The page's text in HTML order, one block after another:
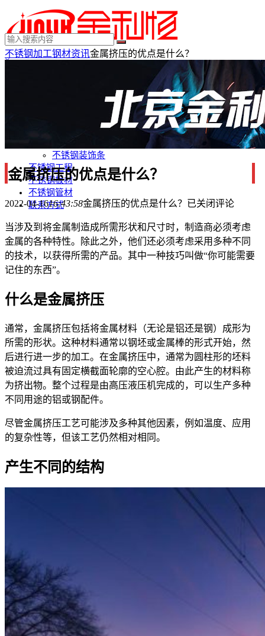
×
不锈钢装饰条
不锈钢工程
不锈钢板材
不锈钢管材
联系方式
不锈钢加工钢材资讯金属挤压的优点是什么？
金属挤压的优点是什么？
2022-04-1616:43:58金属挤压的优点是什么？ 已关闭评论
当涉及到将金属制造成所需形状和尺寸时，制造商必须考虑
金属的各种特性。除此之外，他们还必须考虑采用多种不同
的技术，以获得所需的产品。其中一种技巧叫做“你可能需要
记住的东西”。
什么是金属挤压
通常，金属挤压包括将金属材料（无论是铝还是钢）成形为
所需的形状。这种材料通常以钢坯或金属棒的形式开始，然
后进行进一步的加工。在金属挤压中，通常为圆柱形的坯料
被迫流过具有固定横截面轮廓的空心腔。由此产生的材料称
为挤出物。整个过程是由高压液压机完成的，可以生产多种
不同用途的铝或钢配件。
尽管金属挤压工艺可能涉及多种其他因素，例如温度、应用
的复杂性等，但该工艺仍然相对相同。
产生不同的结构